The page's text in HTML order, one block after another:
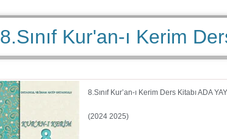
8.Sınıf Kur'an-ı Kerim
8.Sınıf Kur’an-ı Kerim Ders Kitabı ADA
(2024 2025)